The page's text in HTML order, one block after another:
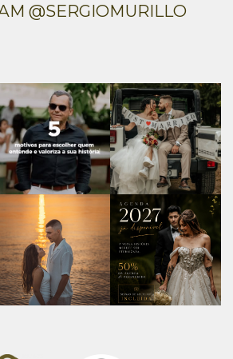
@SERGIOMURILLO